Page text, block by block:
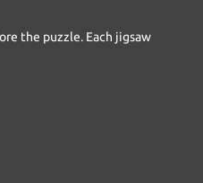
the puzzle. Each jigsaw